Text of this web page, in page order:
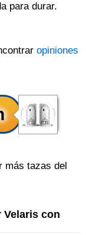
para durar.
opiniones
más tazas del
Velaris con